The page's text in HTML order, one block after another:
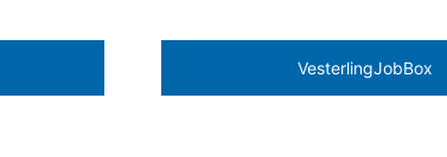
Vesterling­JobBox